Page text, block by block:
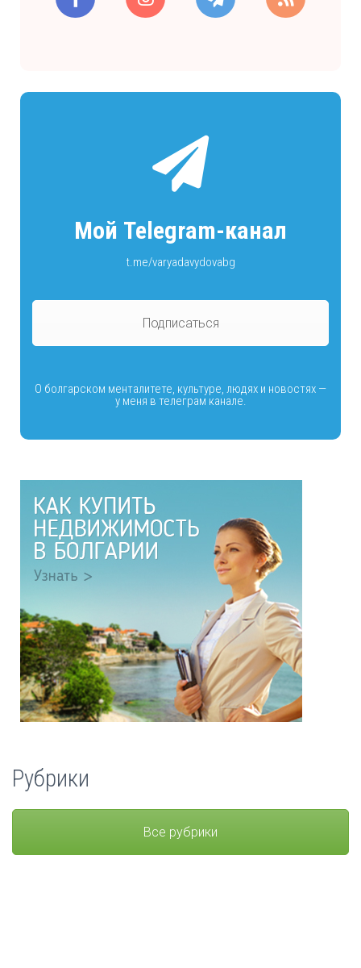
Мой Telegram-канал
t.me/varyadavydovabg
Подписаться
О болгарском менталитете, культуре, людях и новостях —
у меня в телеграм канале.
Рубрики
Все рубрики